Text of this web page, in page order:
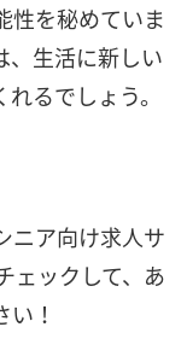
性を秘めていま
、生活に新しい
るでしょう。
ニア向け求人サ
ェックして、あ
！